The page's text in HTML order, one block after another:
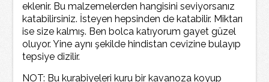
eklenir. Bu malzemelerden hangisini seviyorsanız
katabilirsiniz. İsteyen hepsinden de katabilir. Miktarı
ise size kalmış. Ben bolca katıyorum gayet güzel
oluyor. Yine aynı şekilde hindistan cevizine bulayıp
tepsiye dizilir.
NOT: Bu kurabiyeleri kuru bir kavanoza koyup